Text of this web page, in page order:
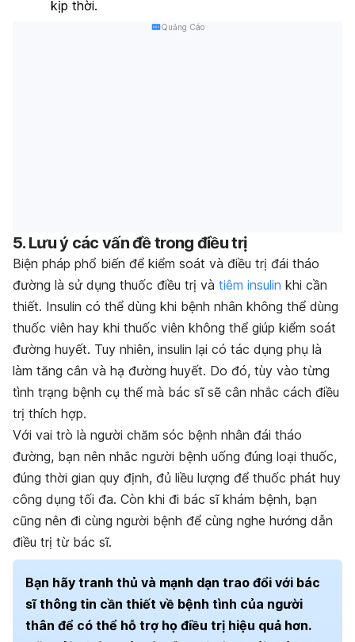
kịp thời.
Quảng Cáo
5. Lưu ý các vấn đề trong điều trị
Biện pháp phổ biến để kiểm soát và điều trị đái tháo
đường là sử dụng thuốc điều trị và tiêm insulin khi cần
thiết. Insulin có thể dùng khi bệnh nhân không thể dùng
thuốc viên hay khi thuốc viên không thể giúp kiểm soát
đường huyết. Tuy nhiên, insulin lại có tác dụng phụ là
làm tăng cân và hạ đường huyết. Do đó, tùy vào từng
tình trạng bệnh cụ thể mà bác sĩ sẽ cân nhắc cách điều
trị thích hợp.
Với vai trò là người chăm sóc bệnh nhân đái tháo
đường, bạn nên nhắc người bệnh uống đúng loại thuốc,
đúng thời gian quy định, đủ liều lượng để thuốc phát huy
công dụng tối đa. Còn khi đi bác sĩ khám bệnh, bạn
cũng nên đi cùng người bệnh để cùng nghe hướng dẫn
điều trị từ bác sĩ.
Bạn hãy tranh thủ và mạnh dạn trao đổi với bác
sĩ thông tin cần thiết về bệnh tình của người
thân để có thể hỗ trợ họ điều trị hiệu quả hơn.